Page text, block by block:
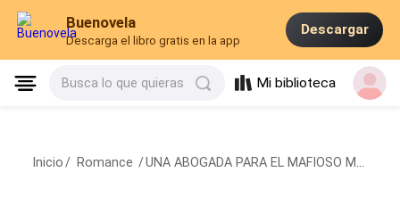
Buenovela
Descarga el libro gratis en la app
Descargar
Busca lo que quieras Mi biblioteca
Inicio / Romance /UNA ABOGADA PARA EL MAFIOSO MORETTI